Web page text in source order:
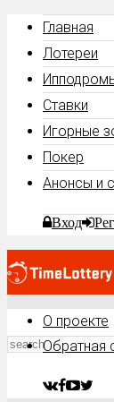
Главная
Лотереи
Ставки
Игорные
Покер
Анонсы и
Вход
О проекте
Обратная